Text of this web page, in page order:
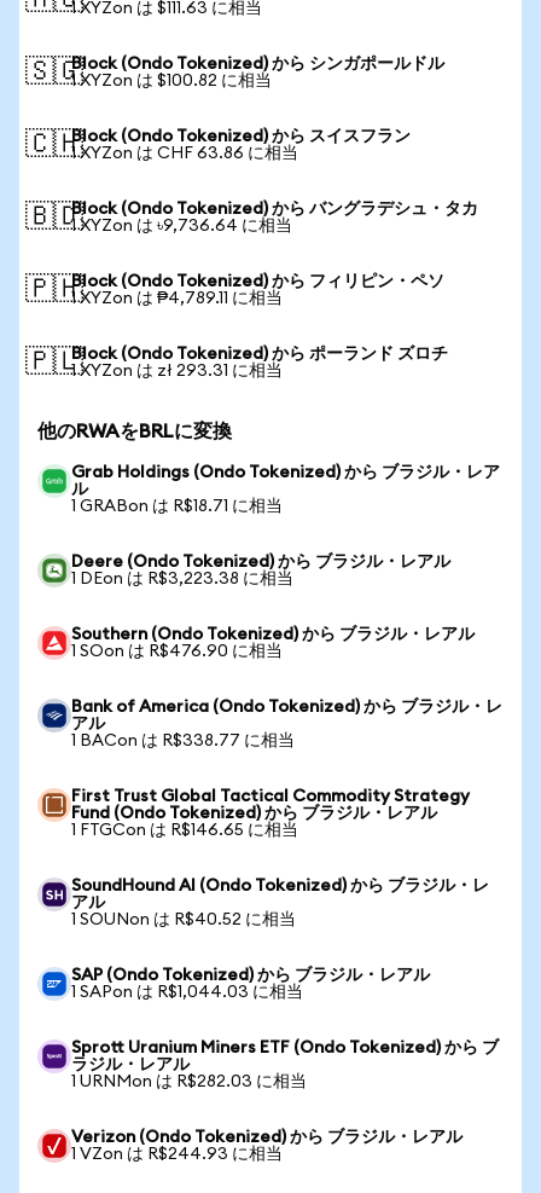
1 XYZon は $111.63 に相当
🇸🇬Block (Ondo Tokenized) から シンガポールドル
1 XYZon は $100.82 に相当
🇨🇭Block (Ondo Tokenized) から スイスフラン
1 XYZon は CHF 63.86 に相当
🇧🇩Block (Ondo Tokenized) から バングラデシュ・タカ
1 XYZon は ৳9,736.64 に相当
🇵🇭Block (Ondo Tokenized) から フィリピン・ペソ
1 XYZon は ₱4,789.11 に相当
🇵🇱Block (Ondo Tokenized) から ポーランド ズロチ
1 XYZon は zł 293.31 に相当
他のRWAをBRLに変換
Grab Holdings (Ondo Tokenized) から ブラジル・レア
ル
1 GRABon は R$18.71 に相当
Deere (Ondo Tokenized) から ブラジル・レアル
1 DEon は R$3,223.38 に相当
Southern (Ondo Tokenized) から ブラジル・レアル
1 SOon は R$476.90 に相当
Bank of America (Ondo Tokenized) から ブラジル・レ
アル
1 BACon は R$338.77 に相当
First Trust Global Tactical Commodity Strategy
Fund (Ondo Tokenized) から ブラジル・レアル
1 FTGCon は R$146.65 に相当
SoundHound AI (Ondo Tokenized) から ブラジル・レ
アル
1 SOUNon は R$40.52 に相当
SAP (Ondo Tokenized) から ブラジル・レアル
1 SAPon は R$1,044.03 に相当
Sprott Uranium Miners ETF (Ondo Tokenized) から ブ
ラジル・レアル
1 URNMon は R$282.03 に相当
Verizon (Ondo Tokenized) から ブラジル・レアル
1 VZon は R$244.93 に相当